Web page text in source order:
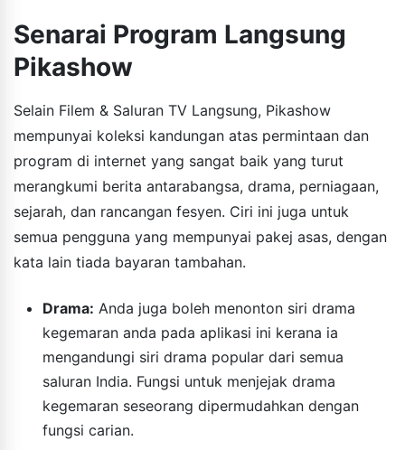
Senarai Program Langsung
Pikashow
Selain Filem & Saluran TV Langsung, Pikashow
mempunyai koleksi kandungan atas permintaan dan
program di internet yang sangat baik yang turut
merangkumi berita antarabangsa, drama, perniagaan,
sejarah, dan rancangan fesyen. Ciri ini juga untuk
semua pengguna yang mempunyai pakej asas, dengan
kata lain tiada bayaran tambahan.
Drama: Anda juga boleh menonton siri drama
kegemaran anda pada aplikasi ini kerana ia
mengandungi siri drama popular dari semua
saluran India. Fungsi untuk menjejak drama
kegemaran seseorang dipermudahkan dengan
fungsi carian.